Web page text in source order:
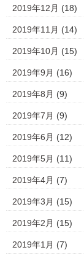
2019年12月 (18)
2019年11月 (14)
2019年10月 (15)
2019年9月 (16)
2019年8月 (9)
2019年7月 (9)
2019年6月 (12)
2019年5月 (11)
2019年4月 (7)
2019年3月 (15)
2019年2月 (15)
2019年1月 (7)